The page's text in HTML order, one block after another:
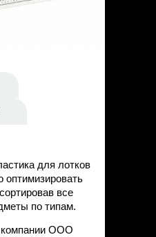
для лотков
оптимизировать
все
по типам.
компании ООО